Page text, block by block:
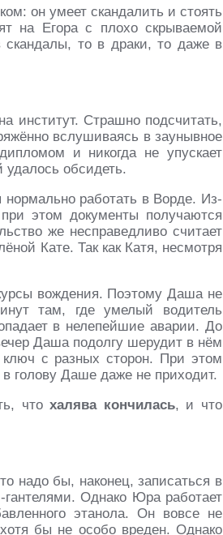
он умеет скандалить и стоять
на Егора с плохо скрываемой
скандалы, то в драки, то даже в
институт. Страшно подсчитать,
вслушиваясь в заунывное
и никогда не упускает
удалось обсидеть.
работать в Ворде. Из-
этом документы получаются
же несправедливо считает
Кате. Так как Катя, несмотря
вождения. Поэтому Даша не
там, где умелый водитель
в нелепейшие аварии. До
Даша подолгу шерудит в нём
с разных сторон. При этом
голову Даше даже не приходит.
чтохалява кончилась, и что
надо бы, наконец, записаться в
Однако Юра работает
этанола. Он вовсе не
бы не особо вреден. Однако